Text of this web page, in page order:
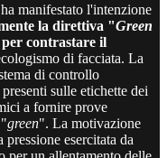
manifestato l'intenzione
la direttiva "Green
contrastare il
di facciata. La
di controllo
sulle etichette dei
a fornire prove
green". La motivazione
pressione esercitata da